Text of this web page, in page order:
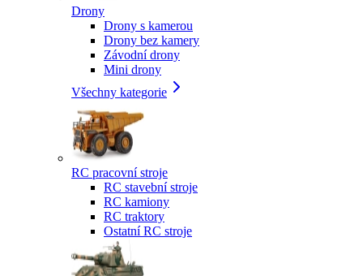
Drony
Drony s kamerou
Drony bez kamery
Závodní drony
Mini drony
Všechny kategorie
RC pracovní stroje
RC stavební stroje
RC kamiony
RC traktory
Ostatní RC stroje